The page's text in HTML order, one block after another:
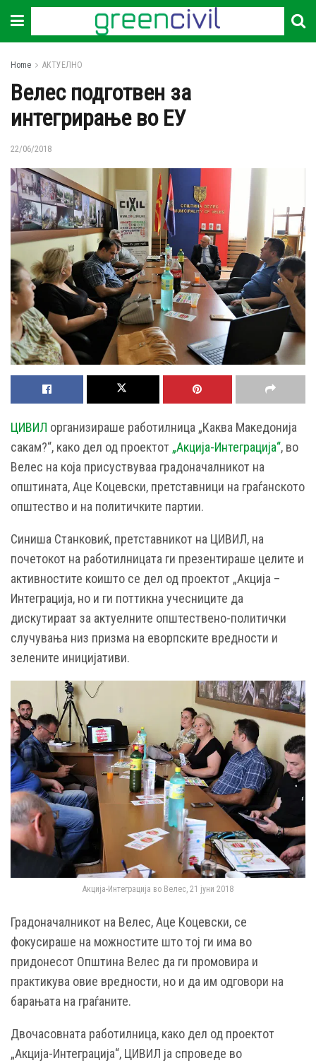
Home АКТУЕЛНО
Велес подготвен за
интегрирање во ЕУ
22/06/2018
ЦИВИЛ организираше работилница „Каква Македонија
сакам?“, како дел од проектот „Акција-Интеграција“, во
Велес на која присуствуваа градоначалникот на
општината, Аце Коцевски, претставници на граѓанското
општество и на политичките партии.
Синиша Станковиќ, претставникот на ЦИВИЛ, на
почетокот на работилницата ги презентираше целите и
активностите коишто се дел од проектот „Акција –
Интеграција, но и ги поттикна учесниците да
дискутираат за актуелните општествено-политички
случувања низ призма на еворпските вредности и
зелените иницијативи.
Акција-Интеграција во Велес, 21 јуни 2018
Градоначалникот на Велес, Аце Коцевски, се
фокусираше на можностите што тој ги има во
придонесот Општина Велес да ги промовира и
практикува овие вредности, но и да им одговори на
барањата на граѓаните.
Двочасовната работилница, како дел од проектот
„Акција-Интеграција“, ЦИВИЛ ја спроведе во